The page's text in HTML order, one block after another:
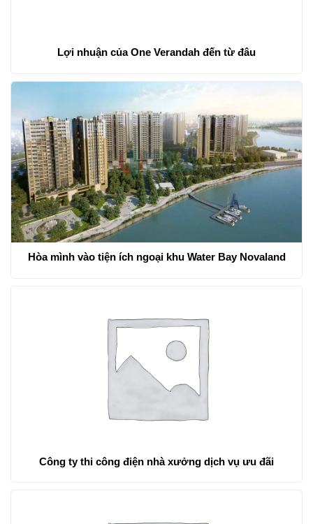
Lợi nhuận của One Verandah đến từ đâu
Hòa mình vào tiện ích ngoại khu Water Bay Novaland
Công ty thi công điện nhà xưởng dịch vụ ưu đãi